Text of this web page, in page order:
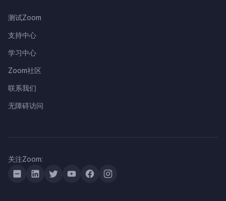
测试Zoom
支持中心
学习中心
Zoom社区
联系我们
无障碍访问
关注Zoom: